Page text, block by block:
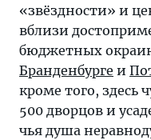
«звёздности» и
вблизи
бюджетных
Бранденбурге и
кроме того, здесь
500 дворцов и
чья душа